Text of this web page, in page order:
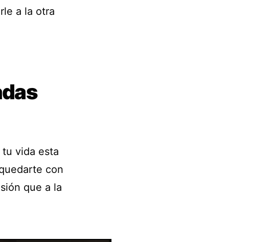
a la otra
tu vida esta
con
que a la